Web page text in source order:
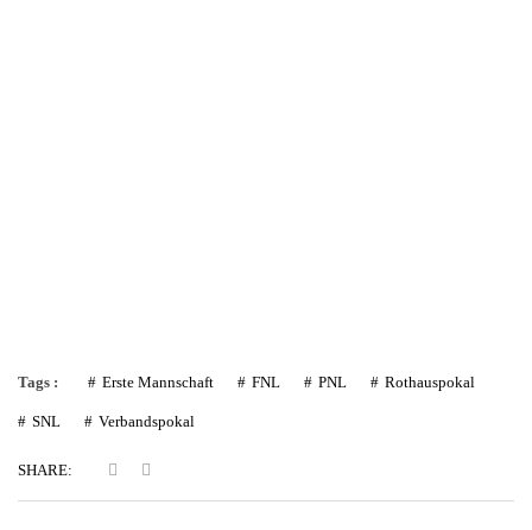
Tags : Erste Mannschaft FNL PNL Rothauspokal
SNL Verbandspokal
SHARE: